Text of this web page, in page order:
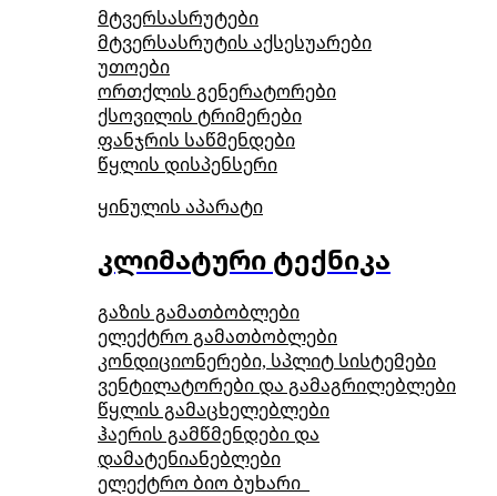
მტვერსასრუტები
მტვერსასრუტის აქსესუარები
უთოები
ორთქლის გენერატორები
ქსოვილის ტრიმერები
ფანჯრის საწმენდები
წყლის დისპენსერი
ყინულის აპარატი
კლიმატური ტექნიკა
გაზის გამათბობლები
ელექტრო გამათბობლები
კონდიციონერები, სპლიტ სისტემები
ვენტილატორები და გამაგრილებლები
წყლის გამაცხელებლები
ჰაერის გამწმენდები და
დამატენიანებლები
ელექტრო ბიო ბუხარი